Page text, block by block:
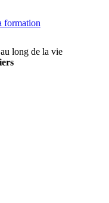
formation
long de la vie